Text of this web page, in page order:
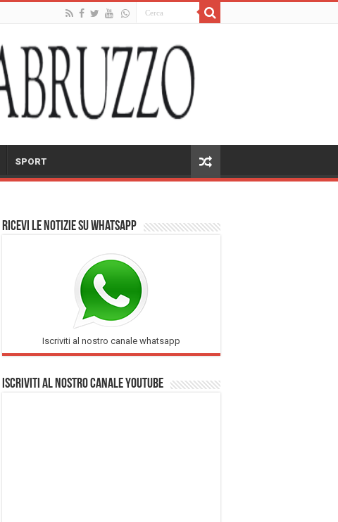
SPORT
Ricevi le notizie su Whatsapp
Iscriviti al nostro canale whatsapp
Iscriviti al nostro Canale Youtube